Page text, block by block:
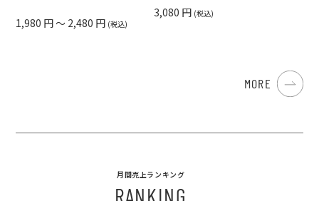
1,980 円 ～ 2,480 円 (税込)
3,080 円 (税込)
MORE
月間売上ランキング
RANKING